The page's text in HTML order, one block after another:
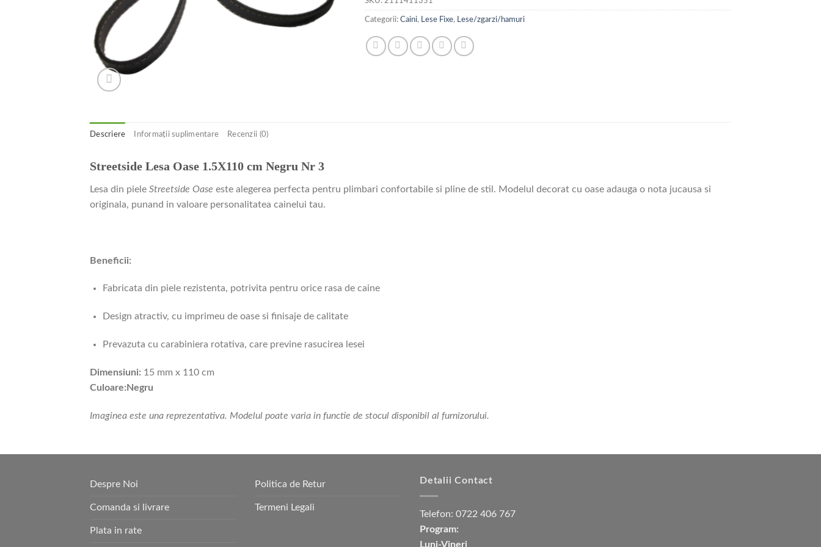
Categorii: Caini, Lese Fixe, Lese/zgarzi/hamuri
Descriere Informații suplimentare Recenzii (0)
Streetside Lesa Oase 1.5X110 cm Negru Nr 3
Lesa din piele Streetside Oase este alegerea perfecta pentru plimbari confortabile si pline de stil. Modelul decorat cu oase adauga o nota jucausa si
originala, punand in valoare personalitatea cainelui tau.
Beneficii:
Fabricata din piele rezistenta, potrivita pentru orice rasa de caine
Design atractiv, cu imprimeu de oase si finisaje de calitate
Prevazuta cu carabiniera rotativa, care previne rasucirea lesei
Dimensiuni: 15 mm x 110 cm
Culoare:Negru
Imaginea este una reprezentativa. Modelul poate varia in functie de stocul disponibil al furnizorului.
Despre Noi
Comanda si livrare
Plata in rate
Politica de Retur
Termeni Legali
Detalii Contact
Telefon: 0722 406 767
Program:
Luni-Vineri